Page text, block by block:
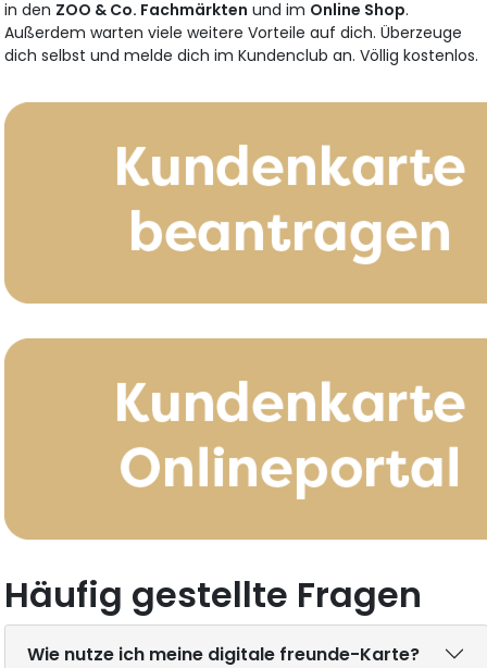
in den ZOO & Co. Fachmärkten und im Online Shop.
Außerdem warten viele weitere Vorteile auf dich. Überzeuge
dich selbst und melde dich im Kundenclub an. Völlig kostenlos.
Häufig gestellte Fragen
Wie nutze ich meine digitale freunde-Karte?